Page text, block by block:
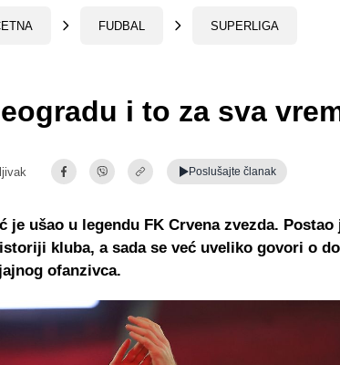
FUDBAL SUPERLIGA
i to za sva
Poslušajte članak
je ušao u legendu FK Crvena zvezda. Postao
kluba, a sada se već uveliko govori o
ofanzivca.